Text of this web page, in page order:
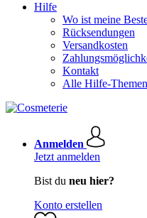
Hilfe
Wo ist meine
Rücksendungen
Versandkosten
Kontakt
Alle Hilfe-Themen
Anmelden
Jetzt anmelden
Bist du neu hier?
Konto erstellen